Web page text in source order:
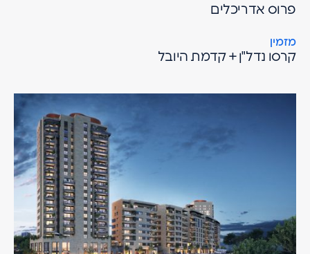
מזמין
קרסו נדל"ן + קדמת היובל
פרוס אדריכלים